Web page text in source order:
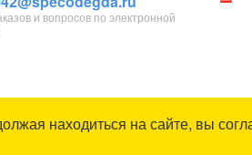
и вопросов по электронной
находиться на сайте, вы